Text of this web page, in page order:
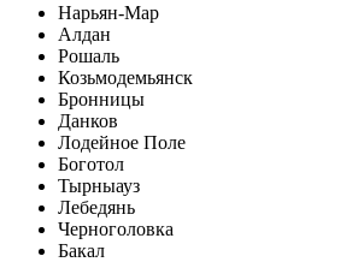
Нарьян-Мар
Алдан
Рошаль
Козьмодемьянск
Бронницы
Данков
Лодейное Поле
Боготол
Тырныауз
Лебедянь
Черноголовка
Бакал